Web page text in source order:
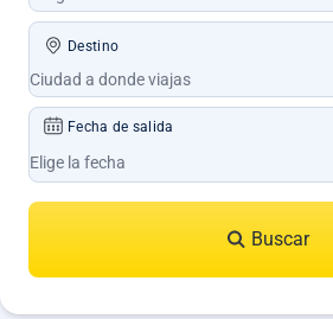
Destino
Fecha de salida
Buscar